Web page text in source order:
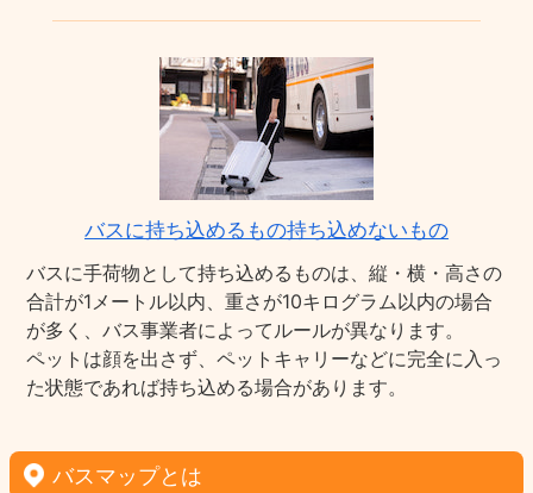
バスに持ち込めるもの持ち込めないもの
バスに手荷物として持ち込めるものは、縦・横・高さの
合計が1メートル以内、重さが10キログラム以内の場合
が多く、バス事業者によってルールが異なります。
ペットは顔を出さず、ペットキャリーなどに完全に入っ
た状態であれば持ち込める場合があります。
バスマップとは